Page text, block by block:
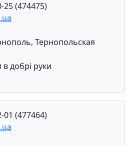
25 (474475)
Тернопольская
добрі руки
01 (477464)